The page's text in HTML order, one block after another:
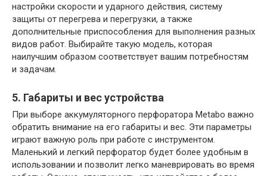
настройки скорости и ударного действия, систему
защиты от перегрева и перегрузки, а также
дополнительные приспособления для выполнения разных
видов работ. Выбирайте такую модель, которая
наилучшим образом соответствует вашим потребностям
и задачам.
5. Габариты и вес устройства
При выборе аккумуляторного перфоратора Metabo важно
обратить внимание на его габариты и вес. Эти параметры
играют важную роль при работе с инструментом.
Маленький и легкий перфоратор будет более удобным в
использовании и позволит легко маневрировать во время